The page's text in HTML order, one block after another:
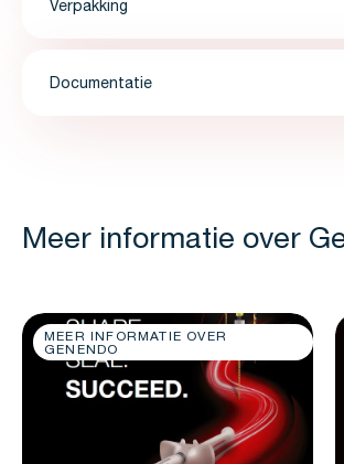
Verpakking
Documentatie
Meer informatie over
MEER INFORMATIE OVER
GENENDO